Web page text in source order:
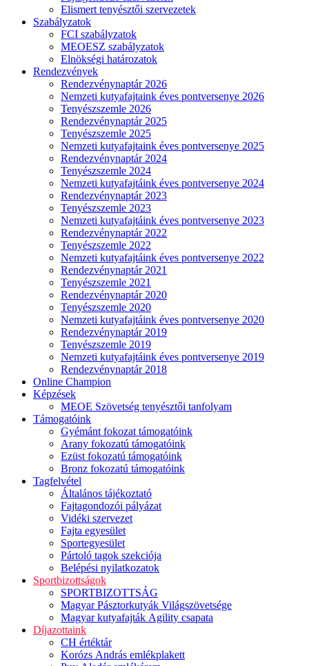
Elismert tenyésztői szervezetek
Szabályzatok
FCI szabályzatok
MEOESZ szabályzatok
Elnökségi határozatok
Rendezvények
Rendezvénynaptár 2026
Nemzeti kutyafajtaink éves pontversenye 2026
Tenyészszemle 2026
Rendezvénynaptár 2025
Tenyészszemle 2025
Nemzeti kutyafajtaink éves pontversenye 2025
Rendezvénynaptár 2024
Tenyészszemle 2024
Nemzeti kutyafajtáink éves pontversenye 2024
Rendezvénynaptár 2023
Tenyészszemle 2023
Nemzeti kutyafajtáink éves pontversenye 2023
Rendezvénynaptár 2022
Tenyészszemle 2022
Nemzeti kutyafajtáink éves pontversenye 2022
Rendezvénynaptár 2021
Tenyészszemle 2021
Rendezvénynaptár 2020
Tenyészszemle 2020
Nemzeti kutyafajtáink éves pontversenye 2020
Rendezvénynaptár 2019
Tenyészszemle 2019
Nemzeti kutyafajtáink éves pontversenye 2019
Rendezvénynaptár 2018
Online Champion
Képzések
MEOE Szövetség tenyésztői tanfolyam
Támogatóink
Gyémánt fokozat támogatóink
Arany fokozatú támogatóink
Ezüst fokozatú támogatóink
Bronz fokozatú támogatóink
Tagfelvétel
Általános tájékoztató
Fajtagondozói pályázat
Vidéki szervezet
Fajta egyesület
Sportegyesület
Pártoló tagok szekciója
Belépési nyilatkozatok
Sportbizottságok
SPORTBIZOTTSÁG
Magyar Pásztorkutyák Világszövetsége
Magyar kutyafajták Agility csapata
Díjazottaink
CH értéktár
Korózs András emlékplakett